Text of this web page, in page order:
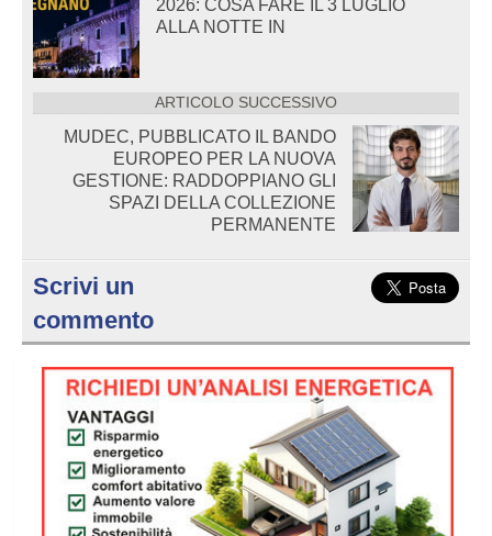
2026: COSA FARE IL 3 LUGLIO
ALLA NOTTE IN
ARTICOLO SUCCESSIVO
MUDEC, PUBBLICATO IL BANDO
EUROPEO PER LA NUOVA
GESTIONE: RADDOPPIANO GLI
SPAZI DELLA COLLEZIONE
PERMANENTE
Scrivi un
commento